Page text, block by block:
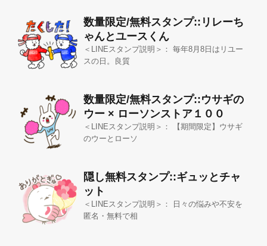
数量限定/無料スタンプ::リレーち
ゃんとユースくん
＜LINEスタンプ説明＞： 毎年8月8日はリユー
スの日。良質
数量限定/無料スタンプ::ウサギの
ウー × ローソンストア１００
＜LINEスタンプ説明＞： 【期間限定】ウサギ
のウーとローソ
隠し無料スタンプ::ギュッとチャ
ット
＜LINEスタンプ説明＞： 日々の悩みや不安を
匿名・無料で相